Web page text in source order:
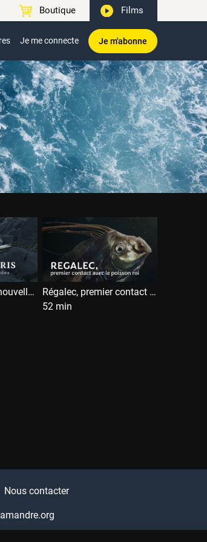
Boutique Films
Je me connecte Je m'abonne
Phoques gris, les nouvelles odyssées
Régalec, premier contact avec le poisson roi
52 min
Nous contacter